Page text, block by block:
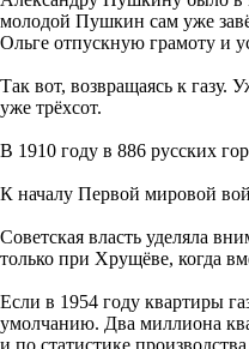
молодой Пушкин сам уже
Ольге отпускную грамоту и
Так вот, возвращаясь к газу.
уже трёхсот.
В 1910 году в 886 русских
К началу Первой мировой
Советская власть уделяла
только при Хрущёве, когда
Если в 1954 году квартиры
умолчанию. Два миллиона
и по статистике